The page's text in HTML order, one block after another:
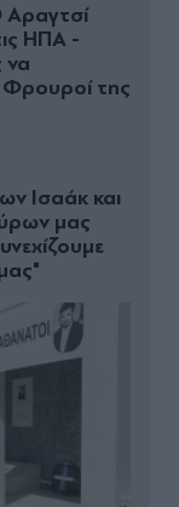
Αραγτσί
ΗΠΑ -
να
Φρουροί της
Ισαάκ και
μας